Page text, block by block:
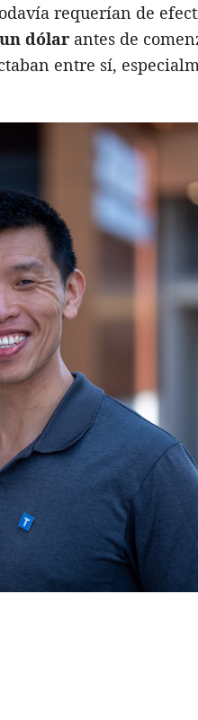
requerían de
dólar antes de
entre sí,